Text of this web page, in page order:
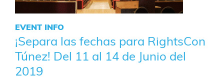
EVENT INFO
¡Separa las fechas para RightsCon
Túnez! Del 11 al 14 de Junio del
2019